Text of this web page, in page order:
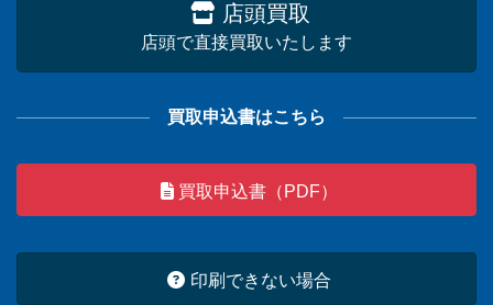
店頭買取
店頭で直接買取いたします
買取申込書はこちら
買取申込書（PDF）
印刷できない場合